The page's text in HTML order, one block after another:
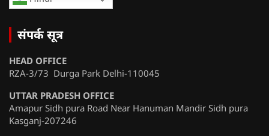
संपर्क सूत्र
HEAD OFFICE
RZA-3/73 Durga Park Delhi-110045
UTTAR PRADESH OFFICE
Amapur Sidh pura Road Near Hanuman Mandir Sidh pura
Kasganj-207246